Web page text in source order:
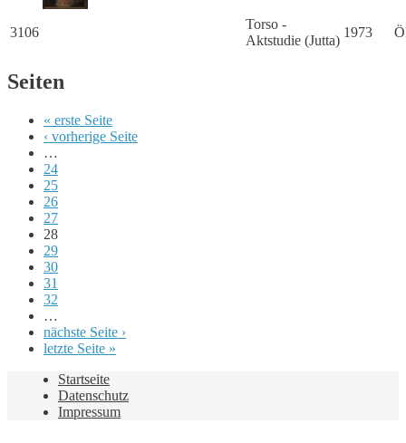
3106
Torso -
Aktstudie (Jutta)
1973
Seiten
« erste Seite
‹ vorherige Seite
…
24
25
26
27
28
29
30
31
32
…
nächste Seite ›
letzte Seite »
Startseite
Datenschutz
Impressum